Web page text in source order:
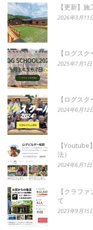
【更新】
2026年3月11
【ログス
2025年7月1日
【ログス
2024年6月12
【
法）
2024年6月1日
【クラフ
て
2023年9月15